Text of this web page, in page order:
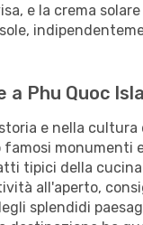
e la crema
a Phu Quoc
e nella cultura
monumenti
tipici della
all'aperto,
splendidi